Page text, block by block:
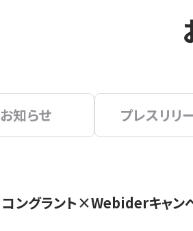
お知らせ プレスリリ
コングラント×Webiderキャン